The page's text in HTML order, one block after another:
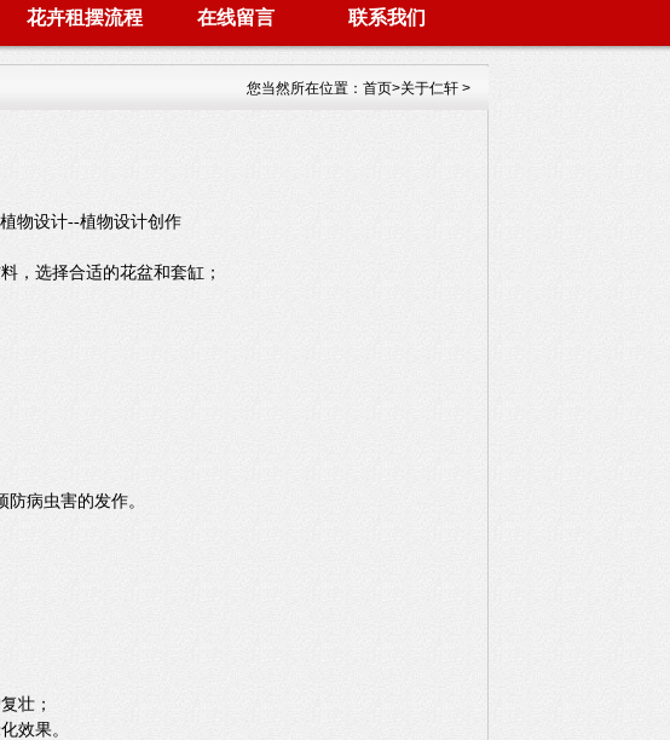
花卉租摆流程 在线留言 联系我们
您当然所在位置： 首页>关于仁轩 >
物设计--植物设计创作
，选择合适的花盆和套缸；
防病虫害的发作。
壮；
效果。